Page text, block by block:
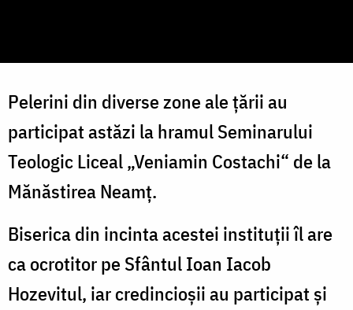
Pelerini din diverse zone ale țării au
participat astăzi la hramul Seminarului
Teologic Liceal „Veniamin Costachi“ de la
Mănăstirea Neamţ.
Biserica din incinta acestei instituții îl are
ca ocrotitor pe Sfântul Ioan Iacob
Hozevitul, iar credincioșii au participat și